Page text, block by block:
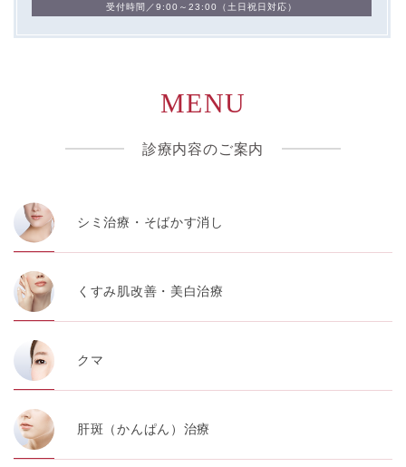
受付時間／9:00～23:00（土日祝日対応）
MENU
診療内容のご案内
シミ治療・そばかす消し
くすみ肌改善・美白治療
クマ
肝斑（かんぱん）治療